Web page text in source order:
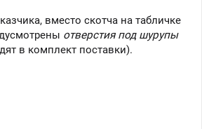
вместо скотча на табличке
отверстия под шурупы
в комплект поставки).